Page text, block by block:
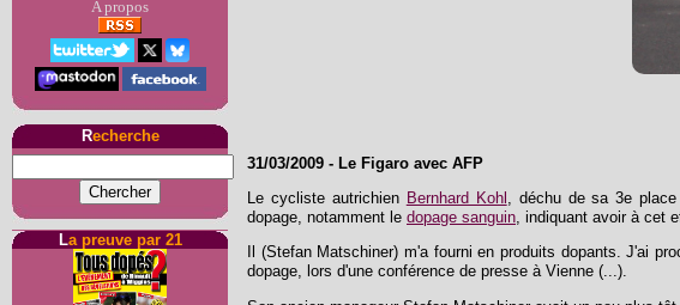
A propos
Recherche
La preuve par 21
31/03/2009 - Le Figaro avec AFP
Le cycliste autrichien Bernhard Kohl , déchu de sa 3e
dopage, notamment le dopage sanguin, indiquant avoir à cet
Il (Stefan Matschiner) m'a fourni en produits dopants. J'ai
dopage, lors d'une conférence de presse à Vienne (...).